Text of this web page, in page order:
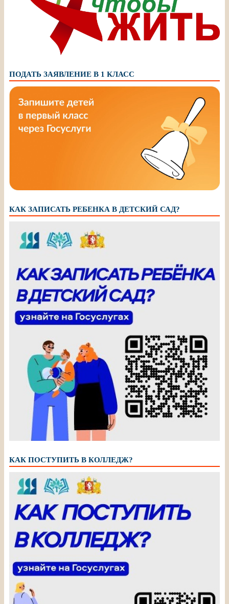
ПОДАТЬ ЗАЯВЛЕНИЕ В 1 КЛАСС
КАК ЗАПИСАТЬ РЕБЕНКА В ДЕТСКИЙ САД?
КАК ПОСТУПИТЬ В КОЛЛЕДЖ?